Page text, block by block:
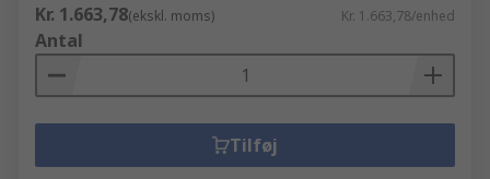
Kr. 1.663,78(ekskl. moms) Kr. 1.663,78/enhed
Antal
Tilføj